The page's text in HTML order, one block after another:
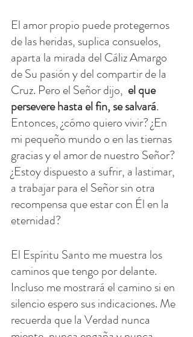
El amor propio puede protegernos
de las heridas, suplica consuelos,
aparta la mirada del Cáliz Amargo
de Su pasión y del compartir de la
Cruz. Pero el Señor dijo, el que
persevere hasta el fin, se salvará.
Entonces, ¿cómo quiero vivir? ¿En
mi pequeño mundo o en las tiernas
gracias y el amor de nuestro Señor?
¿Estoy dispuesto a sufrir, a lastimar,
a trabajar para el Señor sin otra
recompensa que estar con Él en la
eternidad?
El Espíritu Santo me muestra los
caminos que tengo por delante.
Incluso me mostrará el camino si en
silencio espero sus indicaciones. Me
recuerda que la Verdad nunca